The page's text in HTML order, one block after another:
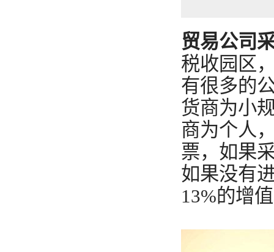
贸易公司
税收园区
有很多的
货商为小
商为个人
票，如果
如果没有
13%的增